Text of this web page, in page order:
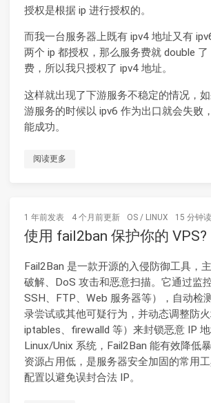
授权是根据 ip 进行授权的。
而我一台服务器上既有 ipv4 地址又有
两个 ip 都授权，那么服务费就 double
费，所以我只授权了 ipv4 地址。
这样就出现了下游服务不稳定的情况，
游服务的时候以 ipv6 作为出口就会失败
能成功。
阅读更多
1 年前发表 4 个月前更新 OS / LINUX 15 分钟
使用 fail2ban 保护你的 VPS?
Fail2Ban 是一款开源的入侵防御工具，
破解、DoS 攻击和恶意扫描。它通过监
SSH、FTP、Web 服务器等），自动检
录尝试或其他可疑行为，并动态调整防
iptables、firewalld 等）来封锁恶意 IP
Linux/Unix 系统，Fail2Ban 能有效降低
资源占用低，是服务器安全加固的常用
配置以避免误封合法 IP。